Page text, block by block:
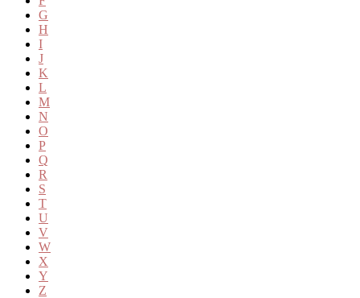
G
H
I
J
K
L
M
N
O
P
Q
R
S
T
U
V
W
X
Y
Z